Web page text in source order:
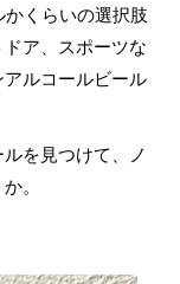
くらいの選択肢
ア、スポーツな
ルコールビール
を見つけて、ノ
。